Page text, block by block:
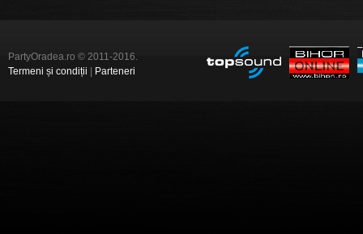
PartyOradea.ro © 2011-2016.
Termeni și condiții
Parteneri